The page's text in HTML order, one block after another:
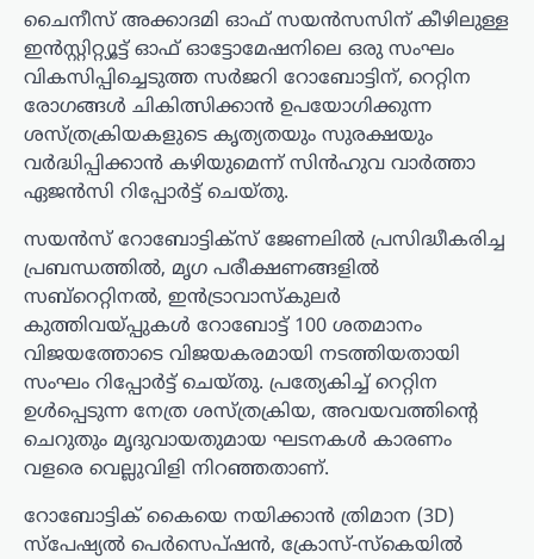
ചൈനീസ് അക്കാദമി ഓഫ് സയൻസസിന് കീഴിലുള്ള
ഇൻസ്റ്റിറ്റ്യൂട്ട് ഓഫ് ഓട്ടോമേഷനിലെ ഒരു സംഘം
വികസിപ്പിച്ചെടുത്ത സർജറി റോബോട്ടിന്, റെറ്റിന
രോഗങ്ങൾ ചികിത്സിക്കാൻ ഉപയോഗിക്കുന്ന
ശസ്ത്രക്രിയകളുടെ കൃത്യതയും സുരക്ഷയും
വർദ്ധിപ്പിക്കാൻ കഴിയുമെന്ന് സിൻഹുവ വാർത്താ
ഏജൻസി റിപ്പോർട്ട് ചെയ്തു.
സയൻസ് റോബോട്ടിക്സ് ജേണലിൽ പ്രസിദ്ധീകരിച്ച
പ്രബന്ധത്തിൽ, മൃഗ പരീക്ഷണങ്ങളിൽ
സബ്‌റെറ്റിനൽ, ഇൻട്രാവാസ്കുലർ
കുത്തിവയ്പ്പുകൾ റോബോട്ട് 100 ശതമാനം
വിജയത്തോടെ വിജയകരമായി നടത്തിയതായി
സംഘം റിപ്പോർട്ട് ചെയ്തു. പ്രത്യേകിച്ച് റെറ്റിന
ഉൾപ്പെടുന്ന നേത്ര ശസ്ത്രക്രിയ, അവയവത്തിന്റെ
ചെറുതും മൃദുവായതുമായ ഘടനകൾ കാരണം
വളരെ വെല്ലുവിളി നിറഞ്ഞതാണ്.
റോബോട്ടിക് കൈയെ നയിക്കാൻ ത്രിമാന (3D)
സ്പേഷ്യൽ പെർസെപ്ഷൻ, ക്രോസ്-സ്കെയിൽ